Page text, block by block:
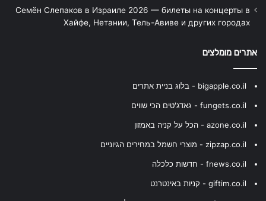
Семён Слепаков в Израиле 2026 — билеты на концерты в
Хайфе, Нетании, Тель-Авиве и других городах
אתרים מומלצים
bigapple.co.il - בלוג בניית אתרים
fungets.co.il - גאדג'טים הכי שווים
azone.co.il - הכל על קניה באמזון
zipzap.co.il - מוצרי חשמל במחירים הגיוניים
fnews.co.il - חדשות כלכלה
giftim.co.il - קניות באינטרנט